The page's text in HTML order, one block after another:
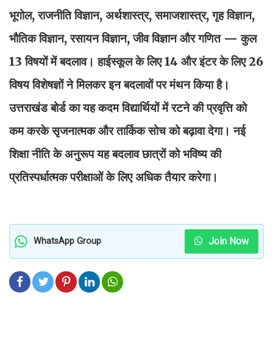
भूगोल, राजनीति विज्ञान, अर्थशास्त्र, समाजशास्त्र, गृह विज्ञान,
भौतिक विज्ञान, रसायन विज्ञान, जीव विज्ञान और गणित — कुल
13 विषयों में बदलाव। हाईस्कूल के लिए 14 और इंटर के लिए 26
विषय विशेषज्ञों ने मिलकर इन बदलावों पर मंथन किया है।
उत्तराखंड बोर्ड का यह कदम विद्यार्थियों में रटने की प्रवृत्ति को
कम करके सृजनात्मक और तार्किक सोच को बढ़ावा देगा। नई
शिक्षा नीति के अनुरूप यह बदलाव छात्रों को भविष्य की
प्रतिस्पर्धात्मक परीक्षाओं के लिए अधिक तैयार करेगा।
WhatsApp Group Join Now